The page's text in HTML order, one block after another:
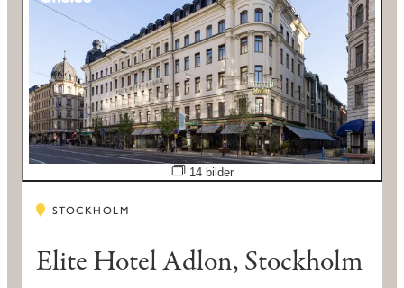
Öppna bildspel
14 bilder
STOCKHOLM
Elite Hotel Adlon, Stockholm